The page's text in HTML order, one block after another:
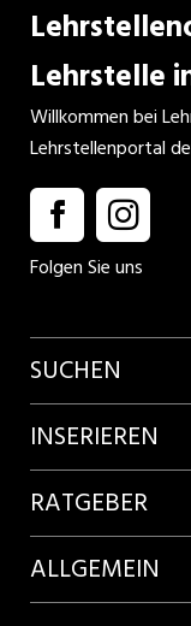
Lehrstelle
Willkommen bei
Lehrstellenportal
Folgen Sie uns
SUCHEN
Firmenprofile
Lehrstellen suchen
INSERIEREN
Kundenlogin
Inserieren
Produkte
RATGEBER
Lehrberufe entdecken
ALLGEMEIN